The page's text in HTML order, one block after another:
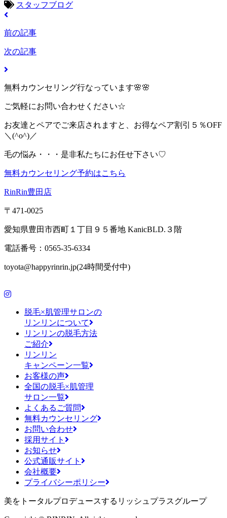
スタッフブログ
前の記事
次の記事
無料カウンセリング行なっています🌸🌸
ご気軽にお問い合わせください☆
お友達とペアでご来店されますと、お得なペア割引５％OFF
＼(^o^)／
毛の悩み・・・是非私たちにお任せ下さい♡
無料カウンセリング予約はこちら
RinRin豊田店
〒471-0025
愛知県豊田市西町１丁目９５番地 KanicBLD.３階
電話番号：0565-35-6334
toyota@happyrinrin.jp(24時間受付中)
脱毛×肌管理サロンの
リンリンについて
リンリンの脱毛方法
ご紹介
リンリン
キャンペーン一覧
お客様の声
全国の脱毛×肌管理
サロン一覧
よくあるご質問
無料カウンセリング
お問い合わせ
採用サイト
お知らせ
公式通販サイト
会社概要
プライバシーポリシー
美をトータルプロデュースするリッシュプラスグループ